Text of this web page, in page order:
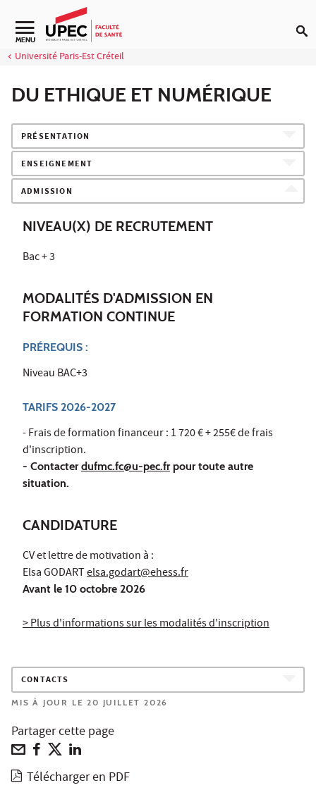
Aller au contenu
Navigation secondaire
MENU
Université Paris-Est Créteil
DU ETHIQUE ET NUMÉRIQUE
PRÉSENTATION
ENSEIGNEMENT
ADMISSION
NIVEAU(X) DE RECRUTEMENT
Bac + 3
MODALITÉS D'ADMISSION EN
FORMATION CONTINUE
PRÉREQUIS :
Niveau BAC+3
TARIFS 2026-2027
- Frais de formation financeur : 1 720 € + 255€ de frais
d'inscription.
- Contacterdufmc.fc@u-pec.frpour toute autre
situation.
CANDIDATURE
CV et lettre de motivation à :
Elsa GODARTelsa.godart@ehess.fr
Avant le 10 octobre 2026
> Plus d'informations sur les modalités d'inscription
CONTACTS
MIS À JOUR LE 20 JUILLET 2026
Partager cette page
Télécharger en PDF